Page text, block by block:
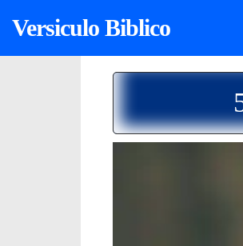
Versiculo Biblico